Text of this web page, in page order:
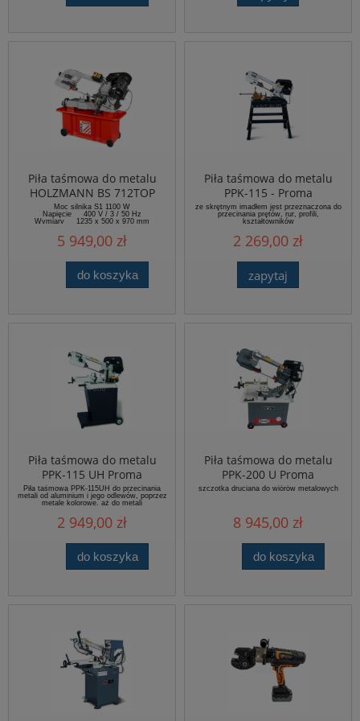
Piła taśmowa do metalu
HOLZMANN BS 712TOP
Moc silnika S1 1100 W
Napięcie 400 V / 3 / 50 Hz
Wymiary 1235 x 500 x 970 mm
Cięcie profili okrągłych fi 45° 130 mm
Wymiar taśmy 2360 x 20 x 0,9 mm
Waga brutto 191 kg
5 949,00 zł
do koszyka
Piła taśmowa do metalu
PPK-115 - Proma
ze skrętnym imadłem jest przeznaczona do
przecinania prętów, rur, profili,
kształtowników
2 269,00 zł
zapytaj
Piła taśmowa do metalu
PPK-115 UH Proma
Piła taśmowa PPK-115UH do przecinania
metali od aluminium i jego odlewów, poprzez
metale kolorowe, aż do metali
2 949,00 zł
do koszyka
Piła taśmowa do metalu
PPK-200 U Proma
szczotka druciana do wiórów metalowych
8 945,00 zł
do koszyka